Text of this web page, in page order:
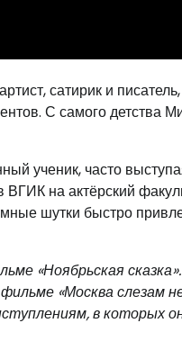
сатирик и
С самого детства
ученик, часто
на актёрский
шутки быстро
«Ноябрьская
«Москва слезам
в которых